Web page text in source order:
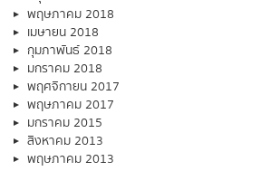
พฤษภาคม 2018
เมษายน 2018
กุมภาพันธ์ 2018
มกราคม 2018
พฤศจิกายน 2017
พฤษภาคม 2017
มกราคม 2015
สิงหาคม 2013
พฤษภาคม 2013